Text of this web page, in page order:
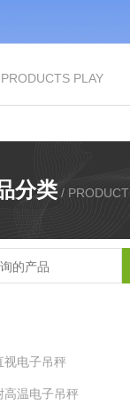
PLAY
分类 / PRODUCT
视电子吊秤
高温电子吊秤